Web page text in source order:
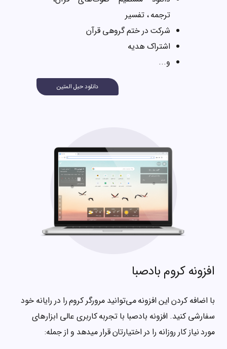
ترجمه ، تفسير
شرکت در ختم گروهی قرآن
اشتراک هدیه
و...
دانلود حبل المتین
ترجمه و صوت
امکان استفاده از صوت چندین مداح
در ادعیه و زیارات معروفه
افزونه کروم بادصبا
با اضافه کردن این افزونه‌ می‌توانید مرورگر کروم را در رایانه خود
سفارشی کنید. افزونه بادصبا با تجربه کاربری عالی ابزارهای
مورد نیاز کار روزانه را در اختیارتان قرار میدهد و از جمله: